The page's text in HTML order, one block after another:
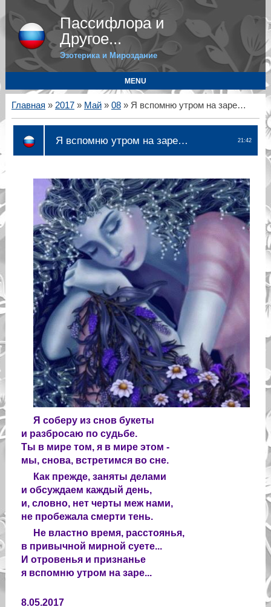
Пассифлора и
Другое...
Эзотерика и Мироздание
MENU
Главная » 2017 » Май » 08» Я вспомню утром на заре…
21:42
Я вспомню утром на заре…
Я соберу из снов букеты
и разбросаю по судьбе.
Ты в мире том, я в мире этом -
мы, снова, встретимся во сне.
Как прежде, заняты делами
и обсуждаем каждый день,
и, словно, нет черты меж нами,
не пробежала смерти тень.
Не властно время, расстоянья,
в привычной мирной суете...
И отровенья и признанье
я вспомню утром на заре...
8.05.2017